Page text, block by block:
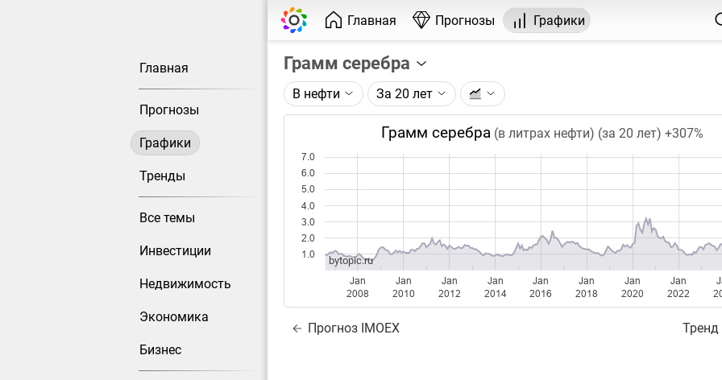
Главная Прогнозы Графики
Главная
Прогнозы
Графики
Тренды
Все темы
Инвестиции
Недвижимость
Экономика
Бизнес
Грамм серебра
Описание графика:
Цена фьючерса на серебро, торгуемого на ICE.
Каждая точка на графике - цена закрытия дня, недели или месяца.
Оптимальный таймфрейм (день, неделя, месяц) подбирается
при изменении глубины графика.
Данные добавляются ежедневно.
В нефти За 20 лет
Грамм серебра (в литрах нефти) (за 20 лет) +307%
Jan
2008
Jan
2010
Jan
2012
Jan
2014
Jan
2016
Jan
2018
Jan
2020
Jan
2022
1.0
2.0
3.0
4.0
5.0
6.0
7.0
bytopic.ru
Прогноз IMOEX Тренд